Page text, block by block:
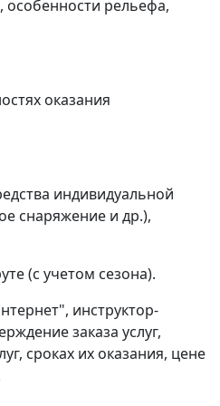
особенности рельефа,
оказания
индивидуальной
снаряжение и др.),
(с учетом сезона).
инструктор-
заказа услуг,
сроках их оказания, цене